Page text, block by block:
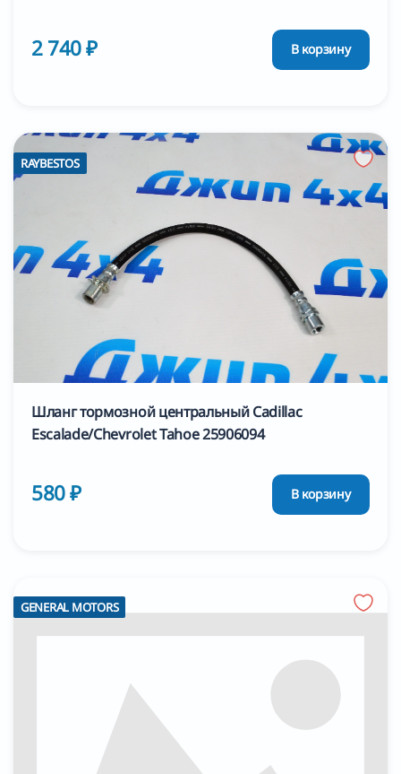
2 740 ₽ В корзину
RAYBESTOS
Шланг тормозной центральный Cadillac
Escalade/Chevrolet Tahoe 25906094
580 ₽ В корзину
GENERAL MOTORS